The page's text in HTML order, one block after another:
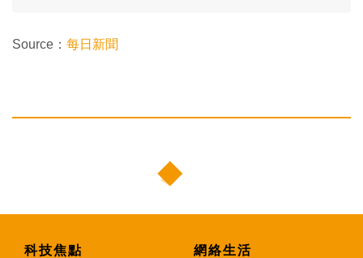
Source： 每日新聞
科技焦點 網絡生活